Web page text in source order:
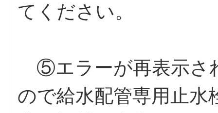
てください。
⑤エラーが再表示さ
ので給水配管専用止水